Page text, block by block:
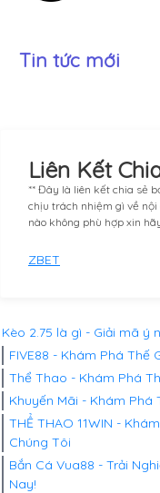
Tin tức mới
Liên Kết
** Đây là liên kết chia sẻ
chịu trách nhiệm gì về
nào không phù hợp xin
ZBET
Kèo 2.75 là gì - Giải mã ý
FIVE88 - Khám Phá Thế
Thể Thao - Khám Phá
Khuyến Mãi - Khám Phá
THỂ THAO 11WIN -
Chúng Tôi
Bắn Cá Vua88 - Trải
Nay!